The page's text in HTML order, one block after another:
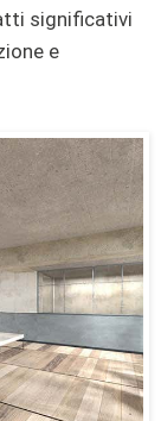
significativi
e